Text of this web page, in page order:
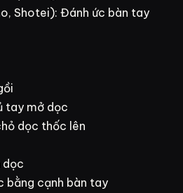
Shotei): Đánh ức bàn tay
tay mở dọc
dọc thốc lên
dọc
bằng cạnh bàn tay